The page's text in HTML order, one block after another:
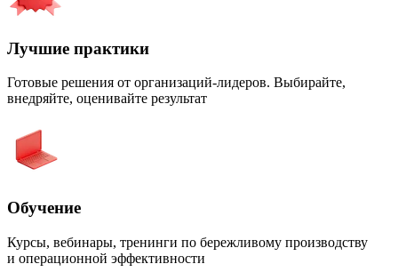
Лучшие практики
Готовые решения от организаций-лидеров. Выбирайте,
внедряйте, оценивайте результат
Обучение
Курсы, вебинары, тренинги по бережливому производству
и операционной эффективности